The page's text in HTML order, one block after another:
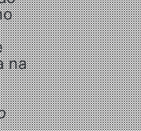
na